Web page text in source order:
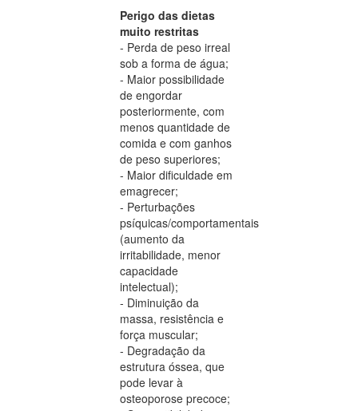
Perigo das dietas
muito restritas
- Perda de peso irreal
sob a forma de água;
- Maior possibilidade
de engordar
posteriormente, com
menos quantidade de
comida e com ganhos
de peso superiores;
- Maior dificuldade em
emagrecer;
- Perturbações
psíquicas/comportamentais
(aumento da
irritabilidade, menor
capacidade
intelectual);
- Diminuição da
massa, resistência e
força muscular;
- Degradação da
estrutura óssea, que
pode levar à
osteoporose precoce;